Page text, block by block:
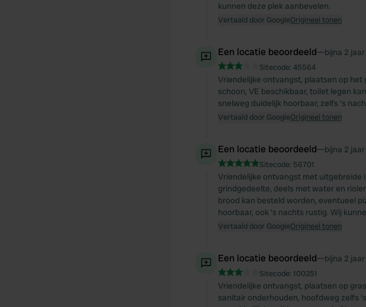
kunnen deze plek aanbevelen.
Vertaald door GoogleOrigineel tonen
Een locatie beoordeeld—bijna 2
Sitecode: 45564
Vriendelijke ontvangst, plaatsen op
schoon, VE beschikbaar, toilet legen
snelweg duidelijk hoorbaar, zelfs 's
Vertaald door GoogleOrigineel tonen
Een locatie beoordeeld—bijna 2
Sitecode: 56701
Vriendelijke ontvangst met uitgebreide
grindgedeelte, deels met water en
brood kan besteld worden, eventueel
hoorbaar, ook 's nachts rustig. Wij
Vertaald door GoogleOrigineel tonen
Een locatie beoordeeld—bijna 2
Sitecode: 100251
Vriendelijke ontvangst, plaatsen op
sanitair onderhouden, hoofdweg zelfs